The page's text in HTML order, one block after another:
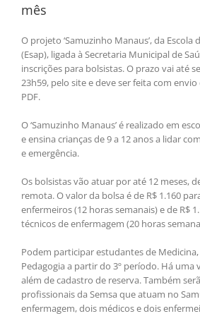
mês
O projeto ‘Samuzinho Manaus’, da Escola
(Esap), ligada à Secretaria Municipal de
inscrições para bolsistas. O prazo vai até
23h59, pelo site e deve ser feita com
PDF.
O ‘Samuzinho Manaus’ é realizado em
e ensina crianças de 9 a 12 anos a lidar
e emergência.
Os bolsistas vão atuar por até 12 meses,
remota. O valor da bolsa é de R$ 1.160
enfermeiros (12 horas semanais) e de R$
técnicos de enfermagem (20 horas
Podem participar estudantes de
Pedagogia a partir do 3º período. Há uma
além de cadastro de reserva. Também
profissionais da Semsa que atuam no
enfermagem, dois médicos e dois